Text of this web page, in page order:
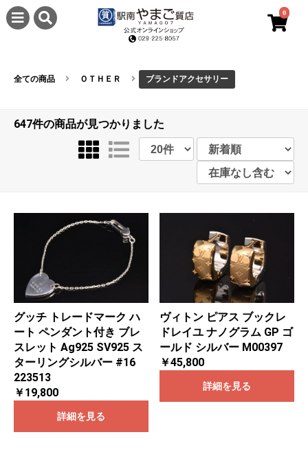
0
全ての商品 ＯＴＨＥＲ ブランドアクセサリー
647件の商品が見つかりました
グッチ トレードマーク ハ
ート ペンダント付き ブレ
スレット Ag925 SV925 ス
ターリングシルバー #16
223513
￥19,800
詳細を見る
ヴィトン ピアス ブックレ
ドレイユ ナノグラム GP ゴ
ールド シルバー M00397
￥45,800
詳細を見る